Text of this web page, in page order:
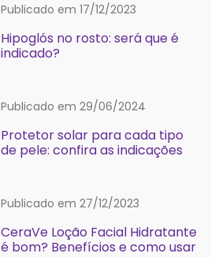
Publicado em 17/12/2023
Hipoglós no rosto: será que é
indicado?
Publicado em 29/06/2024
Protetor solar para cada tipo
de pele: confira as indicações
Publicado em 27/12/2023
CeraVe Loção Facial Hidratante
é bom? Benefícios e como usar